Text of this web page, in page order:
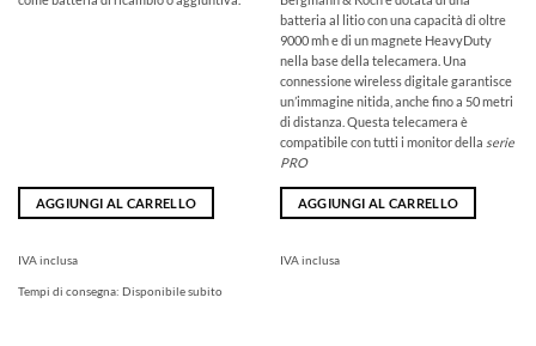
AGGIUNGI AL CARRELLO
IVA inclusa
Tempi di consegna: Disponibile subito
batteria al litio con una capacità di oltre
9000 mh e di un magnete HeavyDuty
nella base della telecamera. Una
connessione wireless digitale garantisce
un’immagine nitida, anche fino a 50 metri
di distanza. Questa telecamera è
compatibile con tutti i monitor della serie
PRO
AGGIUNGI AL CARRELLO
IVA inclusa